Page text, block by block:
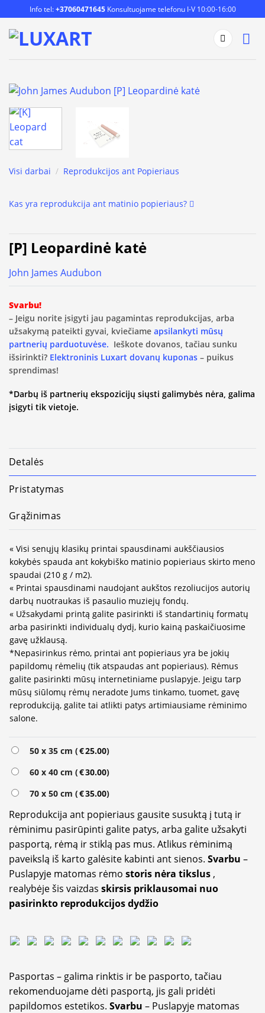
to
content
Info tel:+37060471645Konsultuojame telefonu I-V 10:00-16:00
Visi darbai / Reprodukcijos ant Popieriaus
Kas yra reprodukcija ant matinio popieriaus?
[P] Leopardinė katė
John James Audubon
Svarbu!
– Jeigu norite įsigyti jau pagamintas reprodukcijas, arba
užsakymą pateikti gyvai, kviečiame apsilankyti mūsų
partnerių parduotuvėse. Ieškote dovanos, tačiau sunku
išsirinkti? Elektroninis Luxart dovanų kuponas – puikus
sprendimas!
*Darbų iš partnerių ekspozicijų siųsti galimybės nėra, galima
įsigyti tik vietoje.
Detalės
Pristatymas
Grąžinimas
« Visi senųjų klasikų printai spausdinami aukščiausios
kokybės spauda ant kokybiško matinio popieriaus skirto meno
spaudai (210 g / m2).
« Printai spausdinami naudojant aukštos rezoliucijos autorių
darbų nuotraukas iš pasaulio muziejų fondų.
« Užsakydami printą galite pasirinkti iš standartinių formatų
arba pasirinkti individualų dydį, kurio kainą paskaičiuosime
gavę užklausą.
*Nepasirinkus rėmo, printai ant popieriaus yra be jokių
papildomų rėmelių (tik atspaudas ant popieriaus). Rėmus
galite pasirinkti mūsų internetiniame puslapyje. Jeigu tarp
mūsų siūlomų rėmų neradote Jums tinkamo, tuomet, gavę
reprodukciją, galite tai atlikti patys artimiausiame rėminimo
salone.
50 x 35 cm (€25.00)
60 x 40 cm (€30.00)
70 x 50 cm (€35.00)
Reprodukcija ant popieriaus gausite susuktą į tutą ir
rėminimu pasirūpinti galite patys, arba galite užsakyti
pasportą, rėmą ir stiklą pas mus. Atlikus rėminimą
paveikslą iš karto galėsite kabinti ant sienos. Svarbu –
Puslapyje matomas rėmo storis nėra tikslus ,
realybėje šis vaizdas skirsis priklausomai nuo
pasirinkto reprodukcijos dydžio
Pasportas – galima rinktis ir be pasporto, tačiau
rekomenduojame dėti pasportą, jis gali pridėti
papildomos estetikos. Svarbu – Puslapyje matomas